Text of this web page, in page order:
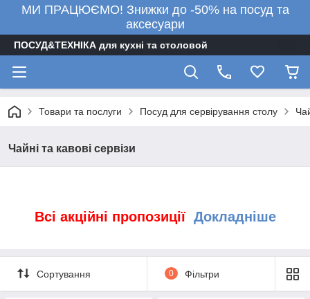
МИ ПРАЦЮЄМО! Знижки до -50% на посуд та
аксесуари
ПОСУД&ТЕХНІКА для кухні та столовой
Товари та послуги Посуд для сервірування столу
Чайні та кавові сервізи
Всі акційні пропозиції Докладніше
Сортування 0 Фільтри